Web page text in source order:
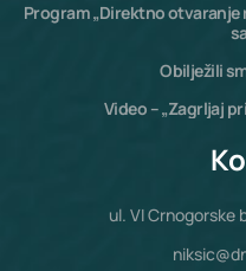
Program „Direktno
Obilježili
Video – „Zagrljaj
ul. VI Crnogorske